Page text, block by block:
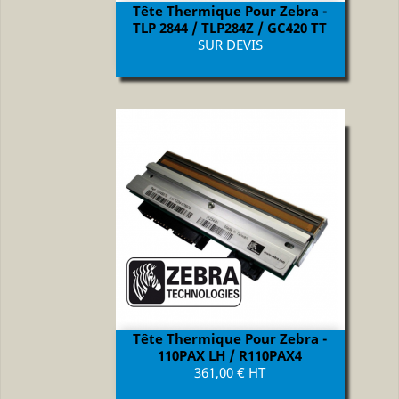
Tête Thermique Pour Zebra -
TLP 2844 / TLP284Z / GC420 TT
Prix
SUR DEVIS
Tête Thermique Pour Zebra -
110PAX LH / R110PAX4
Prix
361,00 € HT